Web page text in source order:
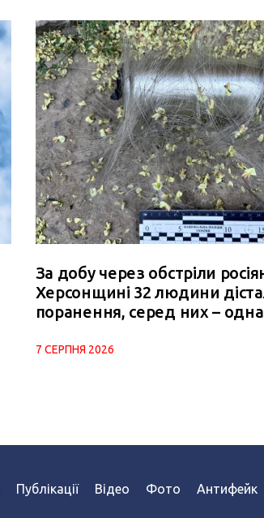
За добу через обстріли
Херсонщині 32 людини
поранення, серед них –
7 СЕРПНЯ 2026
Публікації Відео Фото Антифейк